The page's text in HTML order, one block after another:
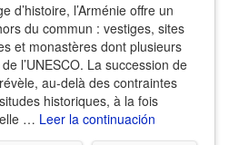
d’histoire, l’Arménie offre un
du commun : vestiges, sites
et monastères dont plusieurs
l’UNESCO. La succession de
au-delà des contraintes
historiques, à la fois
… Leer la continuación